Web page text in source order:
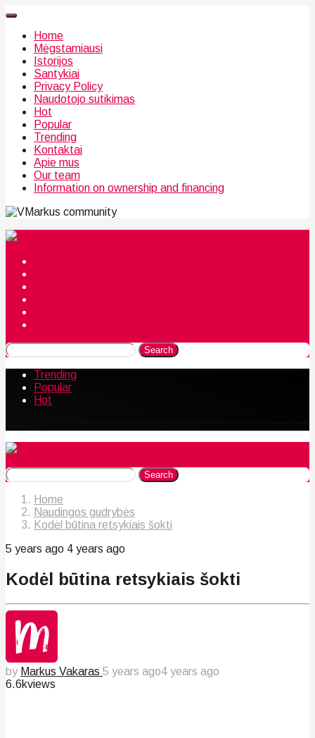
Home
Mėgstamiausi
Istorijos
Santykiai
Privacy Policy
Naudotojo sutikimas
Hot
Popular
Trending
Kontaktai
Apie mus
Our team
Information on ownership and financing
community
Search
Trending
Popular
Hot
Search
Home
Naudingos gudrybės
Kodėl būtina retsykiais šokti
5 years ago 4 years ago
Kodėl būtina retsykiais šokti
by Markus Vakaras 5 years ago4 years ago
6.6kviews